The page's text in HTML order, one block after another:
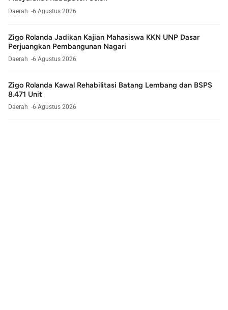
Daerah 6 Agustus 2026
Zigo Rolanda Jadikan Kajian Mahasiswa KKN UNP Dasar
Perjuangkan Pembangunan Nagari
Daerah 6 Agustus 2026
Zigo Rolanda Kawal Rehabilitasi Batang Lembang dan BSPS
8.471 Unit
Daerah 6 Agustus 2026